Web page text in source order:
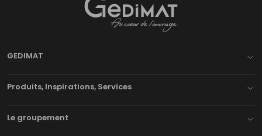
GEDIMAT
Produits, Inspirations, Services
Le groupement